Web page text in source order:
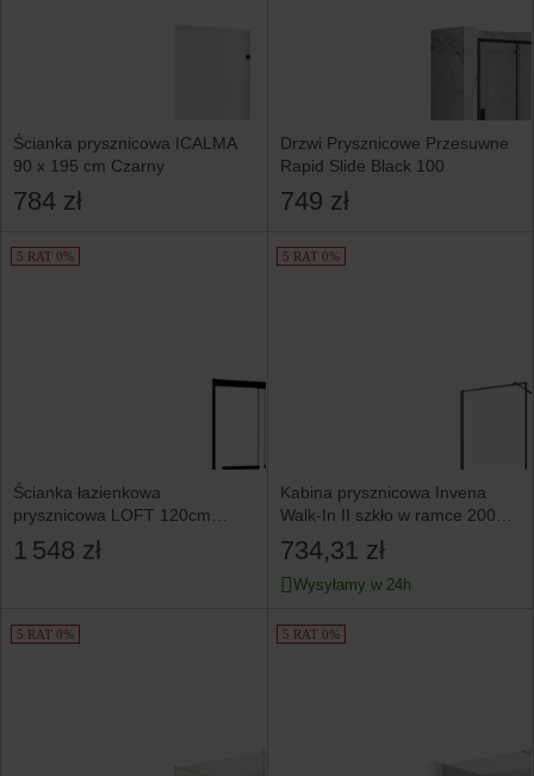
Ścianka prysznicowa ICALMA
90 x 195 cm Czarny
784 zł
Drzwi Prysznicowe Przesuwne
Rapid Slide Black 100
749 zł
5 RAT 0%
Ścianka łazienkowa
prysznicowa LOFT 120cm
czarne
1 548 zł
5 RAT 0%
Kabina prysznicowa Invena
Walk-In II szkło w ramce 200
x 80
734,31 zł
Wysyłamy w 24h
5 RAT 0% 5 RAT 0%